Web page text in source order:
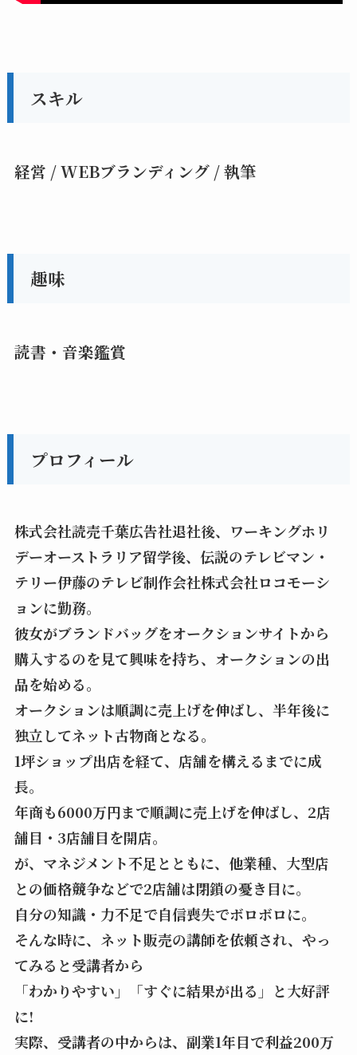
スキル
経営 / WEBブランディング / 執筆
趣味
読書・音楽鑑賞
プロフィール
株式会社読売千葉広告社退社後、ワーキングホリ
デーオーストラリア留学後、伝説のテレビマン・
テリー伊藤のテレビ制作会社株式会社ロコモーシ
ョンに勤務。
彼女がブランドバッグをオークションサイトから
購入するのを見て興味を持ち、オークションの出
品を始める。
オークションは順調に売上げを伸ばし、半年後に
独立してネット古物商となる。
1坪ショップ出店を経て、店舗を構えるまでに成
長。
年商も6000万円まで順調に売上げを伸ばし、2店
舗目・3店舗目を開店。
が、マネジメント不足とともに、他業種、大型店
との価格競争などで2店舗は閉鎖の憂き目に。
自分の知識・力不足で自信喪失でボロボロに。
そんな時に、ネット販売の講師を依頼され、やっ
てみると受講者から
「わかりやすい」「すぐに結果が出る」と大好評
に!
実際、受講者の中からは、副業1年目で利益200万